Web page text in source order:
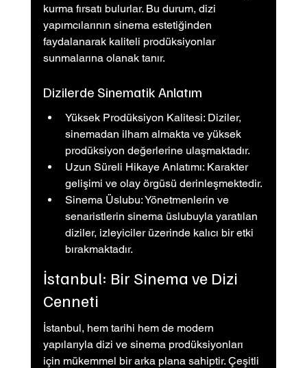
kurma fırsatı bulurlar. Bu durum, dizi
yapımcılarının sinema estetiğinden
faydalanarak kaliteli prodüksiyonlar
sunmalarına olanak tanır.
Dizilerde Sinematik Anlatım
Yüksek Prodüksiyon Kalitesi: Diziler,
sinemadan ilham almakta ve yüksek
prodüksiyon değerlerine ulaşmaktadır.
Uzun Süreli Hikaye Anlatımı: Karakter
gelişimi ve olay örgüsü derinleşmektedir.
Sinema Üslubu: Yönetmenlerin ve
senaristlerin sinema üslubuyla yaratılan
diziler, izleyiciler üzerinde kalıcı bir etki
bırakmaktadır.
İstanbul: Bir Sinema ve Dizi
Cenneti
İstanbul, hem tarihi hem de modern
yapılarıyla dizi ve sinema prodüksiyonları
için mükemmel bir arka plana sahiptir. Çeşitli